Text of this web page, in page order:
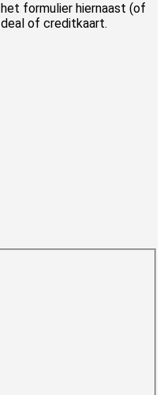
formulier hiernaast (of
of creditkaart.